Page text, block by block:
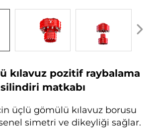
kılavuz pozitif raybalama
silindiri matkabı
üçlü gömülü kılavuz borusu
simetri ve dikeyliği sağlar.